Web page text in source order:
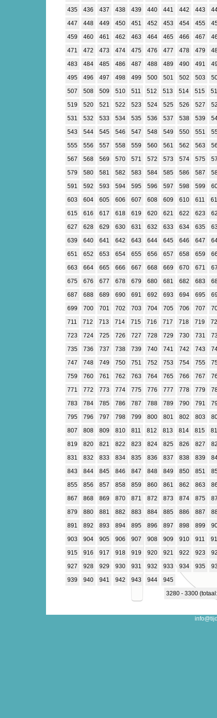
435
436 437 438 439 440 441 442 443
447
448 449 450 451 452 453 454 455
459
460 461 462 463 464 465 466 467
471
472 473 474 475 476 477 478 479
483
484 485 486 487 488 489 490 491
495
496 497 498 499 500 501 502 503
507
508 509 510 511 512 513 514 515
519
520 521 522 523 524 525 526 527
531
532 533 534 535 536 537 538 539
543
544 545 546 547 548 549 550 551
555
556 557 558 559 560 561 562 563
567
568 569 570 571 572 573 574 575
579
580 581 582 583 584 585 586 587
591
592 593 594 595 596 597 598 599
603
604 605 606 607 608 609 610 611
615
616 617 618 619 620 621 622 623
627
628 629 630 631 632 633 634 635
639
640 641 642 643 644 645 646 647
651
652 653 654 655 656 657 658 659
663
664 665 666 667 668 669 670 671
675
676 677 678 679 680 681 682 683
687
688 689 690 691 692 693 694 695
699
700 701 702 703 704 705 706 707
711
712 713 714 715 716 717 718 719
723
724 725 726 727 728 729 730 731
735
736 737 738 739 740 741 742 743
747
748 749 750 751 752 753 754 755
759
760 761 762 763 764 765 766 767
771
772 773 774 775 776 777 778 779
783
784 785 786 787 788 789 790 791
795
796 797 798 799 800 801 802 803
807
808 809 810 811 812 813 814 815
819
820 821 822 823 824 825 826 827
831
832 833 834 835 836 837 838 839
843
844 845 846 847 848 849 850 851
855
856 857 858 859 860 861 862 863
867
868 869 870 871 872 873 874 875
879
880 881 882 883 884 885 886 887
891
892 893 894 895 896 897 898 899
903
904 905 906 907 908 909 910 911
915
916 917 918 919 920 921 922 923
927
928 929 930 931 932 933 934 935
939
940 941 942 943 944
945
3280 - 3300